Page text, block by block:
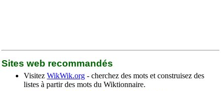
Sites web recommandés
Visitez WikWik.org - cherchez des mots et construisez des
listes à partir des mots du Wiktionnaire.